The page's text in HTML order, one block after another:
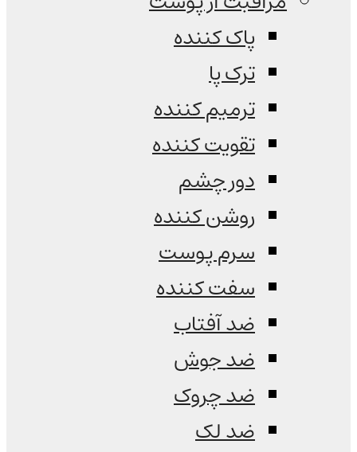
پاک کننده
ترک پا
ترمیم کننده
تقویت کننده
دور چشم
روشن کننده
سرم پوست
سفت کننده
ضد آفتاب
ضد جوش
ضد چروک
ضد لک